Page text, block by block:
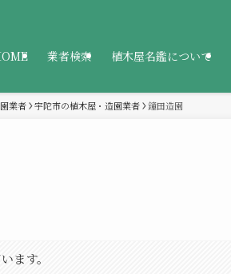
業者検索 植木屋名鑑について
業者 宇陀市の植木屋・造園業者 鐘田造園
ます。